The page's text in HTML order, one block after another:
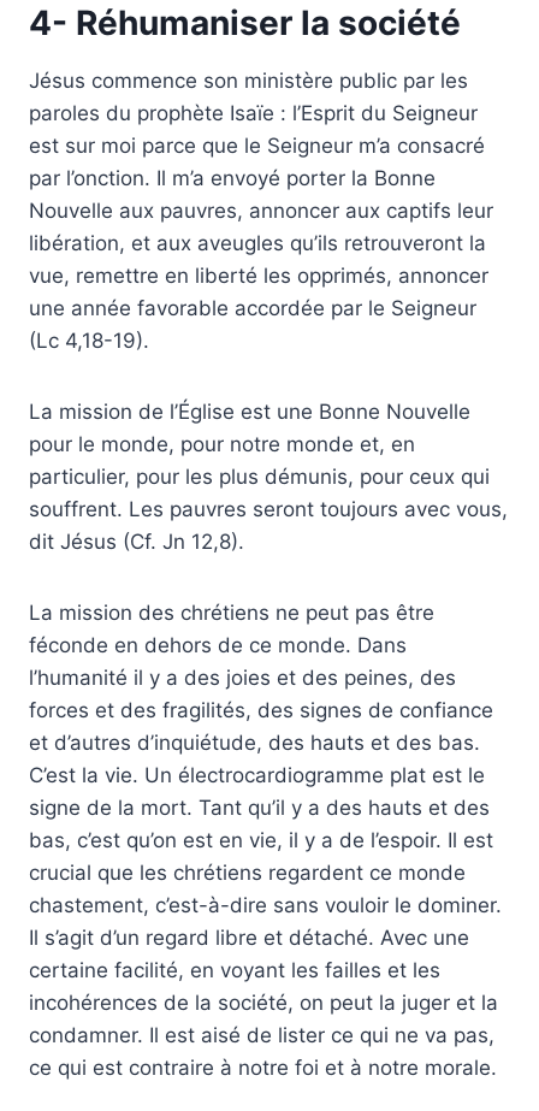
4- Réhumaniser la société
Jésus commence son ministère public par les
paroles du prophète Isaïe : l’Esprit du Seigneur
est sur moi parce que le Seigneur m’a consacré
par l’onction. Il m’a envoyé porter la Bonne
Nouvelle aux pauvres, annoncer aux captifs leur
libération, et aux aveugles qu’ils retrouveront la
vue, remettre en liberté les opprimés, annoncer
une année favorable accordée par le Seigneur
(Lc 4,18-19).
La mission de l’Église est une Bonne Nouvelle
pour le monde, pour notre monde et, en
particulier, pour les plus démunis, pour ceux qui
souffrent. Les pauvres seront toujours avec vous,
dit Jésus (Cf. Jn 12,8).
La mission des chrétiens ne peut pas être
féconde en dehors de ce monde. Dans
l’humanité il y a des joies et des peines, des
forces et des fragilités, des signes de confiance
et d’autres d’inquiétude, des hauts et des bas.
C’est la vie. Un électrocardiogramme plat est le
signe de la mort. Tant qu’il y a des hauts et des
bas, c’est qu’on est en vie, il y a de l’espoir. Il est
crucial que les chrétiens regardent ce monde
chastement, c’est-à-dire sans vouloir le dominer.
Il s’agit d’un regard libre et détaché. Avec une
certaine facilité, en voyant les failles et les
incohérences de la société, on peut la juger et la
condamner. Il est aisé de lister ce qui ne va pas,
ce qui est contraire à notre foi et à notre morale.